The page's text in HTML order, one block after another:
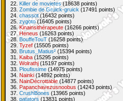
22. Killer de movietes(18638 points)
23. Zombie de Gruick-gruick (17491 points)
24. chassot(16432 points)
25. zygoto(16405 points)
26.Kinainsithérapeute (16266 points)
27.Heneus (16263 points)
28. BouffeTouT (16258 points)
29. Tyzef (15505 points)
30. Brutus_Matius² (15394 points)
31. Kaiba (15295 points)
32. Wolrathj (15197 points)
33. Ploufissime (14975 points)
34. Nainki (14892 points)
35. NainDécrottable(14877 points)
36. Papanchavezusnoobus (14243 points)
37. CrushBones (13965 points)
38. patators (13831 points)